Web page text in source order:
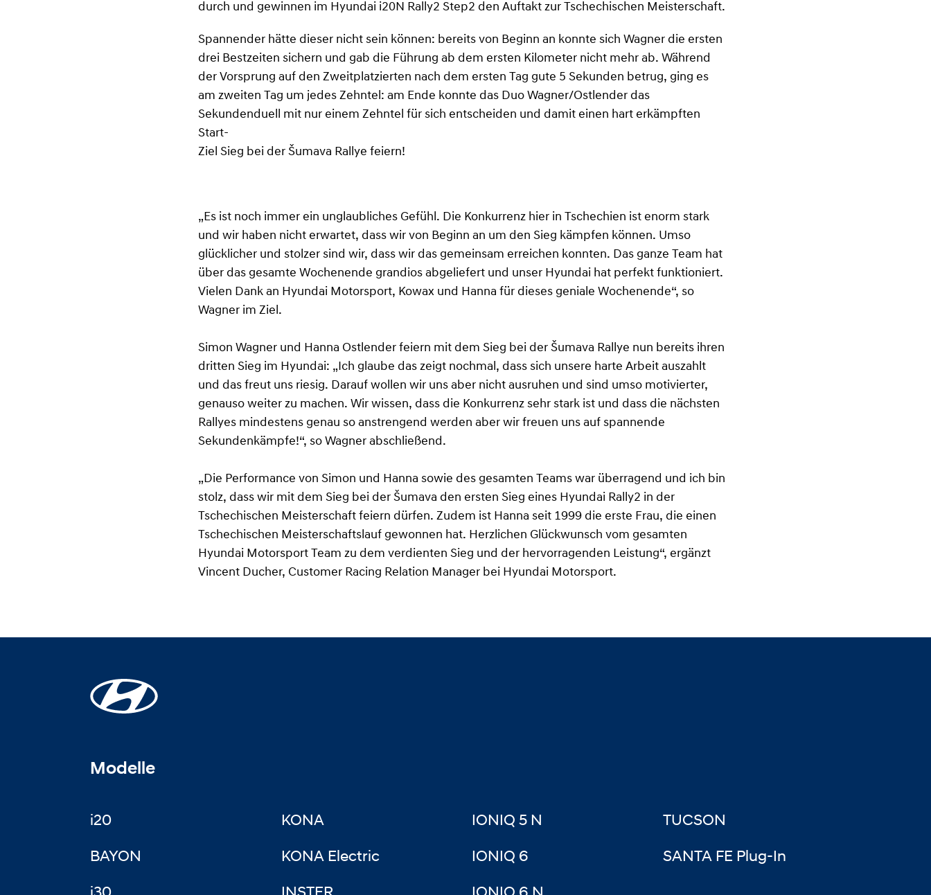
durch und gewinnen im Hyundai i20N Rally2 Step2 den Auftakt zur Tschechischen Meisterschaft.
Spannender hätte dieser nicht sein können: bereits von Beginn an konnte sich Wagner die ersten
drei Bestzeiten sichern und gab die Führung ab dem ersten Kilometer nicht mehr ab. Während
der Vorsprung auf den Zweitplatzierten nach dem ersten Tag gute 5 Sekunden betrug, ging es
am zweiten Tag um jedes Zehntel: am Ende konnte das Duo Wagner/Ostlender das
Sekundenduell mit nur einem Zehntel für sich entscheiden und damit einen hart erkämpften
Start-
Ziel Sieg bei der Šumava Rallye feiern!
„Es ist noch immer ein unglaubliches Gefühl. Die Konkurrenz hier in Tschechien ist enorm stark
und wir haben nicht erwartet, dass wir von Beginn an um den Sieg kämpfen können. Umso
glücklicher und stolzer sind wir, dass wir das gemeinsam erreichen konnten. Das ganze Team hat
über das gesamte Wochenende grandios abgeliefert und unser Hyundai hat perfekt funktioniert.
Vielen Dank an Hyundai Motorsport, Kowax und Hanna für dieses geniale Wochenende“, so
Wagner im Ziel.
Simon Wagner und Hanna Ostlender feiern mit dem Sieg bei der Šumava Rallye nun bereits ihren
dritten Sieg im Hyundai: „Ich glaube das zeigt nochmal, dass sich unsere harte Arbeit auszahlt
und das freut uns riesig. Darauf wollen wir uns aber nicht ausruhen und sind umso motivierter,
genauso weiter zu machen. Wir wissen, dass die Konkurrenz sehr stark ist und dass die nächsten
Rallyes mindestens genau so anstrengend werden aber wir freuen uns auf spannende
Sekundenkämpfe!“, so Wagner abschließend.
„Die Performance von Simon und Hanna sowie des gesamten Teams war überragend und ich bin
stolz, dass wir mit dem Sieg bei der Šumava den ersten Sieg eines Hyundai Rally2 in der
Tschechischen Meisterschaft feiern dürfen. Zudem ist Hanna seit 1999 die erste Frau, die einen
Tschechischen Meisterschaftslauf gewonnen hat. Herzlichen Glückwunsch vom gesamten
Hyundai Motorsport Team zu dem verdienten Sieg und der hervorragenden Leistung“, ergänzt
Vincent Ducher, Customer Racing Relation Manager bei Hyundai Motorsport.
Modelle
i20
BAYON
KONA
KONA Electric
IONIQ 5 N
IONIQ 6
TUCSON
SANTA FE Plug-In